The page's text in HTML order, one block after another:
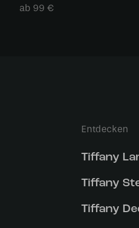
ab 99 €
Entdecken
Tiffany
Tiffany
Tiffany